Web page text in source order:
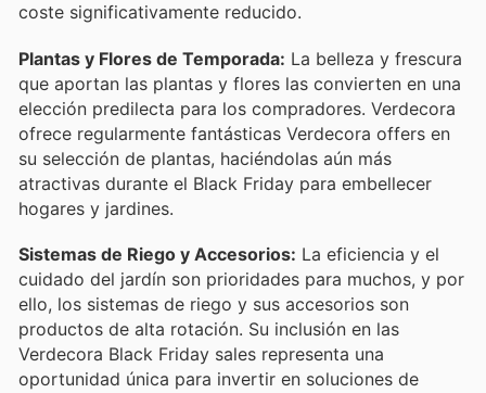
coste significativamente reducido.
Plantas y Flores de Temporada: La belleza y frescura
que aportan las plantas y flores las convierten en una
elección predilecta para los compradores. Verdecora
ofrece regularmente fantásticas Verdecora offers en
su selección de plantas, haciéndolas aún más
atractivas durante el Black Friday para embellecer
hogares y jardines.
Sistemas de Riego y Accesorios: La eficiencia y el
cuidado del jardín son prioridades para muchos, y por
ello, los sistemas de riego y sus accesorios son
productos de alta rotación. Su inclusión en las
Verdecora Black Friday sales representa una
oportunidad única para invertir en soluciones de